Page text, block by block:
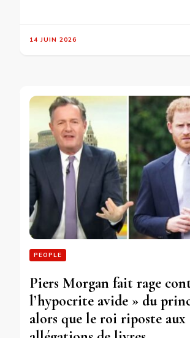
14 JUIN 2026
PEOPLE
Piers Morgan fait rage
l’hypocrite avide » du
alors que le roi riposte aux